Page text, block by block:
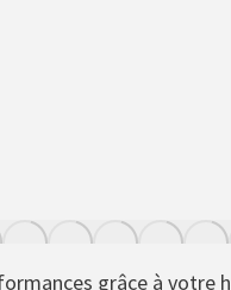
grâce à votre